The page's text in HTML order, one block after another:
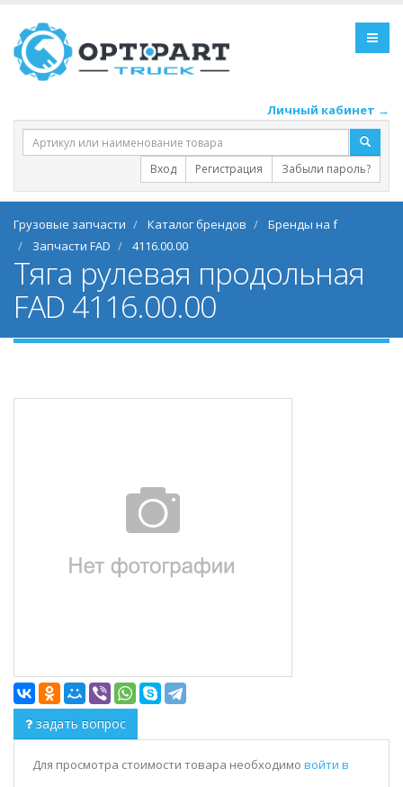
Личный кабинет →
Вход Регистрация Забыли пароль?
Грузовые запчасти Каталог брендов
Бренды на f
Запчасти FAD
4116.00.00
Тяга рулевая продольная
FAD 4116.00.00
задать вопрос
Для просмотра стоимости товара необходимо войти в